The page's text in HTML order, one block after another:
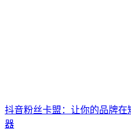
抖音粉丝卡盟：让你的品牌
器